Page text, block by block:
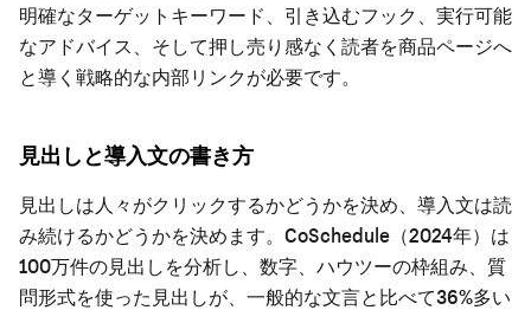
明確なターゲットキーワード、引き込むフック、実行可能
なアドバイス、そして押し売り感なく読者を商品ページへ
と導く戦略的な内部リンクが必要です。
見出しと導入文の書き方
見出しは人々がクリックするかどうかを決め、導入文は読
み続けるかどうかを決めます。CoSchedule（2024年）は
100万件の見出しを分析し、数字、ハウツーの枠組み、質
問形式を使った見出しが、一般的な文言と比べて36%多い